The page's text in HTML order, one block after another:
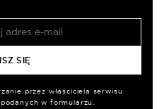
przez właściciela serwisu
w formularzu.